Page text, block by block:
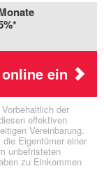
ein
der
effektiven
Vereinbarung.
Eigentümer einer
unbefristeten
zu Einkommen